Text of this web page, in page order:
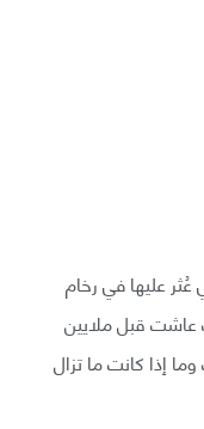
عُثر عليها في رخام
عاشت قبل ملايين
إذا كانت ما تزال